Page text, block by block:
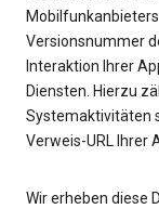
Versionsnummer
Interaktion Ihrer
Diensten. Hierzu
Systemaktivitäten
Verweis-URL Ihrer
Wir erheben diese